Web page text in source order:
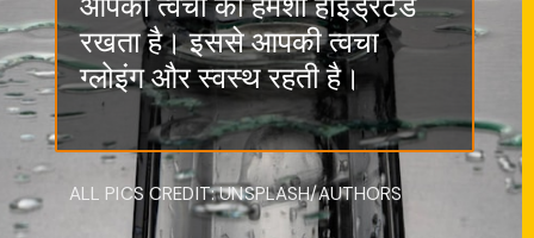
ग्लोइंग और स्वस्थ रहती है।
ALL PICS CREDIT: UNSPLASH/AUTHORS